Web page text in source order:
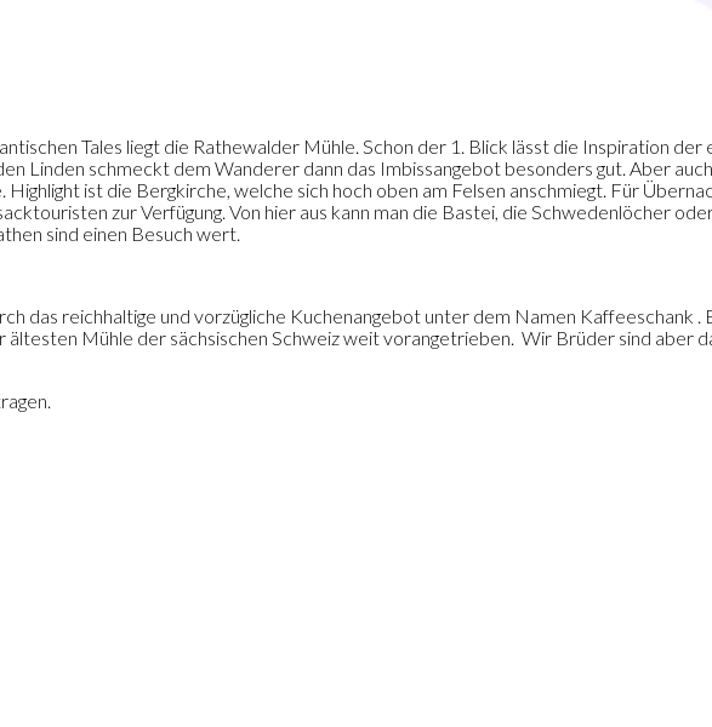
Tales liegt die Rathewalder Mühle. Schon der 1. Blick lässt die Inspiration
Linden schmeckt dem Wanderer dann das Imbissangebot besonders gut. Aber
ist die Bergkirche, welche sich hoch oben am Felsen anschmiegt. Für
zur Verfügung. Von hier aus kann man die Bastei, die Schwedenlöcher
sind einen Besuch wert.
das reichhaltige und vorzügliche Kuchenangebot unter dem Namen Kaffeeschank
Mühle der sächsischen Schweiz weit vorangetrieben. Wir Brüder sind aber